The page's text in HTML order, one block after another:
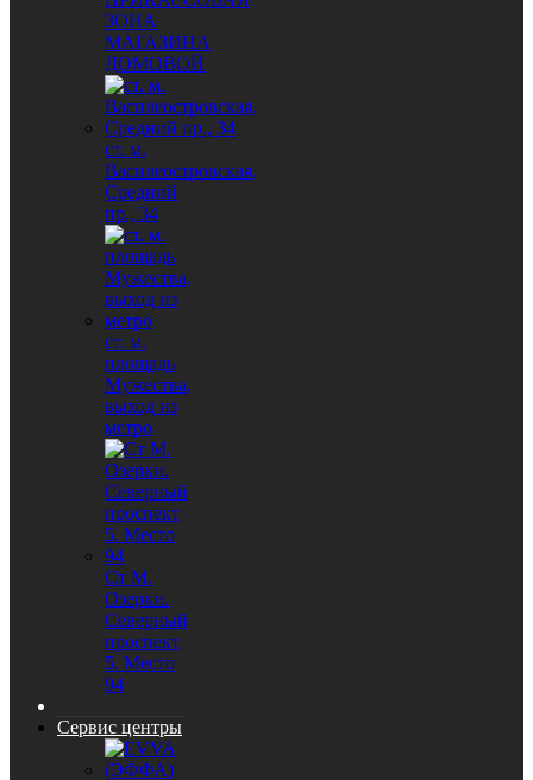
ЗОНА
МАГАЗИНА
ДОМОВОЙ
ст. м.
Василеостровская,
Средний
пр., 34
ст. м.
площадь
Мужества,
выход из
метро
Ст М.
Озерки.
Северный
проспект
5. Место
94
Сервис центры